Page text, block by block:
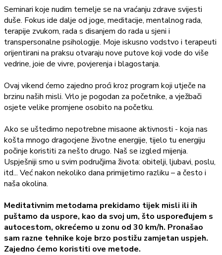
Seminari koje nudim temelje se na vraćanju zdrave svijesti
duše. Fokus ide dalje od joge, meditacije, mentalnog rada,
terapije zvukom, rada s disanjem do rada u sjeni i
transpersonalne psihologije. Moje iskusno vodstvo i terapeuti
orijentirani na praksu otvaraju nove putove koji vode do više
vedrine, joie de vivre, povjerenja i blagostanja.
Ovaj vikend ćemo zajedno proći kroz program koji utječe na
brzinu naših misli. Vrlo je pogodan za početnike, a vježbači
osjete velike promjene osobito na početku.
Ako se uštedimo nepotrebne misaone aktivnosti - koja nas
košta mnogo dragocjene životne energije, tijelo tu energiju
počinje koristiti za nešto drugo. Naš se izgled mijenja.
Uspješniji smo u svim područjima života: obitelji, ljubavi, poslu,
itd... Već nakon nekoliko dana primijetimo razliku – a često i
naša okolina.
Meditativnim metodama prekidamo tijek misli ili ih
puštamo da uspore, kao da svoj um, što uspoređujem s
autocestom, okrećemo u zonu od 30 km/h. Pronašao
sam razne tehnike koje brzo postižu zamjetan uspjeh.
Zajedno ćemo koristiti ove metode.